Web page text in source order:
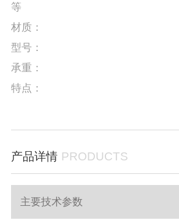
等
材质：
型号：
承重：
特点：
产品详情 PRODUCTS
主要技术参数